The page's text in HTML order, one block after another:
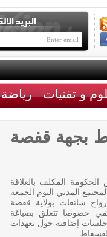
و تقنيات رياضة
بجهة قفصة
المكلف بالعلاقة
المدني اليوم الجمعة
رواج شائعات بولاية قفصة
خصوصا تتعلق بصياغة
إضافية حول تعهدات